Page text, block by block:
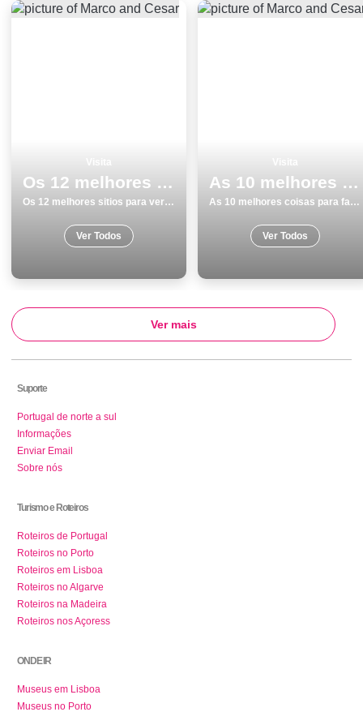
Os 12 melhores sitios para ver e visitar em Aljezur
Os 12 melhores sitios para ver e visitar em Aljezur
Ver Todos
As 10 melhores coisas para fazer e visitar em Matosinhos
As 10 melhores coisas para fazer e visitar em Matosinhos
Ver Todos
Ver mais
Suporte
Portugal de norte a sul
Informações
Enviar Email
Sobre nós
Turismo e Roteiros
Roteiros de Portugal
Roteiros no Porto
Roteiros em Lisboa
Roteiros no Algarve
Roteiros na Madeira
Roteiros nos Açoress
ONDE IR
Museus em Lisboa
Museus no Porto